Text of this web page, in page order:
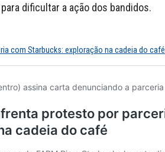
dificultar a ação dos bandidos.
com Starbucks: exploração na cadeia do café